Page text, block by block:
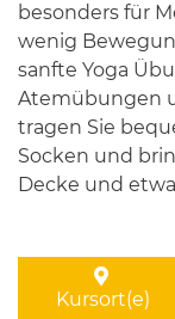
besonders für
wenig
sanfte Yoga
Atemübungen
tragen Sie
Socken und
Decke und
Kursort(e)